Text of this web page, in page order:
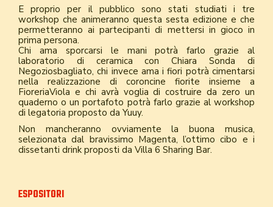
E proprio per il pubblico sono stati studiati i tre
workshop che animeranno questa sesta edizione e che
permetteranno ai partecipanti di mettersi in gioco in
prima persona.
Chi ama sporcarsi le mani potrà farlo grazie al
laboratorio di ceramica con Chiara Sonda di
Negoziosbagliato, chi invece ama i fiori potrà cimentarsi
nella realizzazione di coroncine fiorite insieme a
FioreriaViola e chi avrà voglia di costruire da zero un
quaderno o un portafoto potrà farlo grazie al workshop
di legatoria proposto da Yuuy.
Non mancheranno ovviamente la buona musica,
selezionata dal bravissimo Magenta, l’ottimo cibo e i
dissetanti drink proposti da Villa 6 Sharing Bar.
ESPOSITORI